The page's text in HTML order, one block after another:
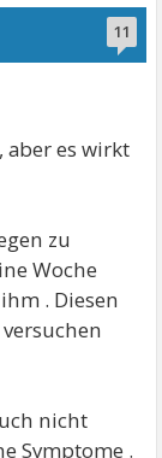
11
aber es wirkt
zu
Woche
. Diesen
nicht
Symptome .